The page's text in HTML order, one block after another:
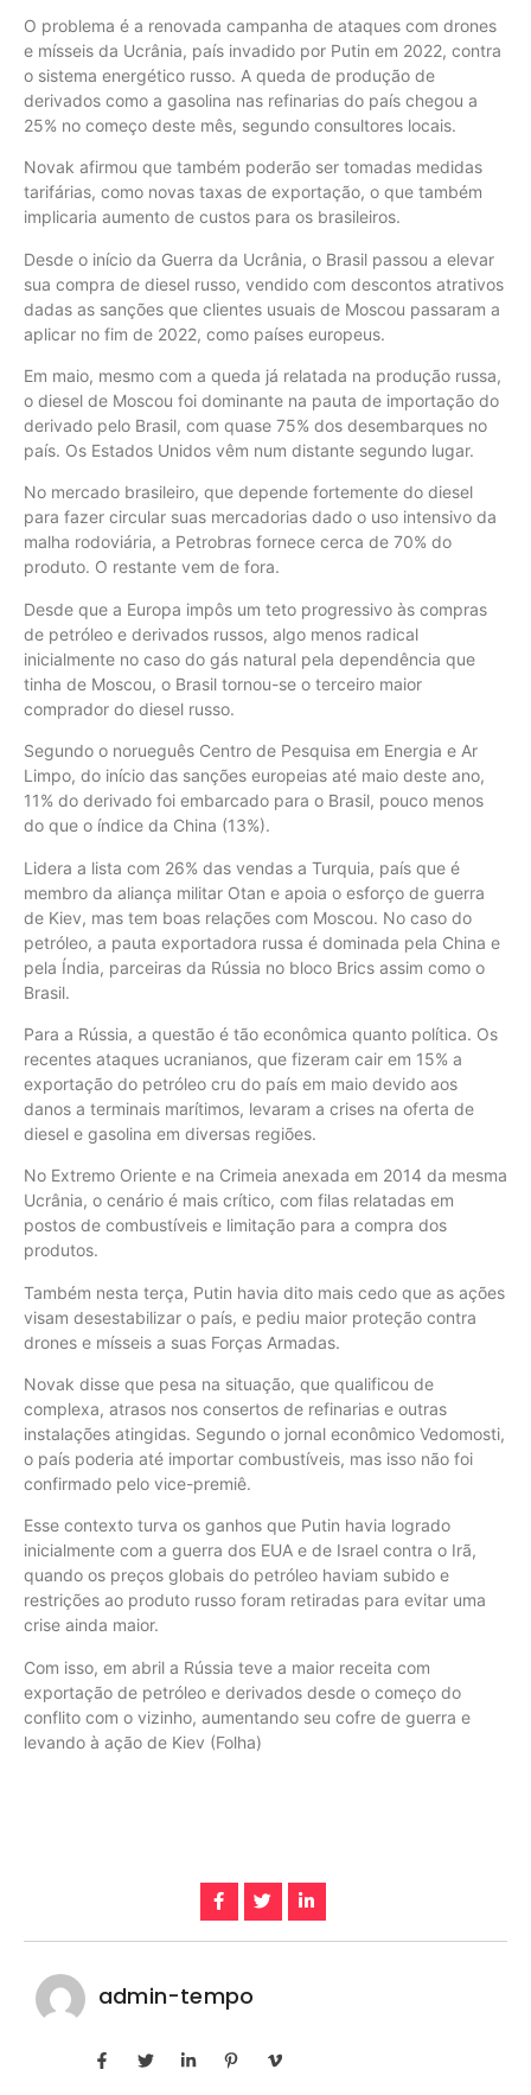
O problema é a renovada campanha de ataques com drones
e mísseis da Ucrânia, país invadido por Putin em 2022, contra
o sistema energético russo. A queda de produção de
derivados como a gasolina nas refinarias do país chegou a
25% no começo deste mês, segundo consultores locais.
Novak afirmou que também poderão ser tomadas medidas
tarifárias, como novas taxas de exportação, o que também
implicaria aumento de custos para os brasileiros.
Desde o início da Guerra da Ucrânia, o Brasil passou a elevar
sua compra de diesel russo, vendido com descontos atrativos
dadas as sanções que clientes usuais de Moscou passaram a
aplicar no fim de 2022, como países europeus.
Em maio, mesmo com a queda já relatada na produção russa,
o diesel de Moscou foi dominante na pauta de importação do
derivado pelo Brasil, com quase 75% dos desembarques no
país. Os Estados Unidos vêm num distante segundo lugar.
No mercado brasileiro, que depende fortemente do diesel
para fazer circular suas mercadorias dado o uso intensivo da
malha rodoviária, a Petrobras fornece cerca de 70% do
produto. O restante vem de fora.
Desde que a Europa impôs um teto progressivo às compras
de petróleo e derivados russos, algo menos radical
inicialmente no caso do gás natural pela dependência que
tinha de Moscou, o Brasil tornou-se o terceiro maior
comprador do diesel russo.
Segundo o norueguês Centro de Pesquisa em Energia e Ar
Limpo, do início das sanções europeias até maio deste ano,
11% do derivado foi embarcado para o Brasil, pouco menos
do que o índice da China (13%).
Lidera a lista com 26% das vendas a Turquia, país que é
membro da aliança militar Otan e apoia o esforço de guerra
de Kiev, mas tem boas relações com Moscou. No caso do
petróleo, a pauta exportadora russa é dominada pela China e
pela Índia, parceiras da Rússia no bloco Brics assim como o
Brasil.
Para a Rússia, a questão é tão econômica quanto política. Os
recentes ataques ucranianos, que fizeram cair em 15% a
exportação do petróleo cru do país em maio devido aos
danos a terminais marítimos, levaram a crises na oferta de
diesel e gasolina em diversas regiões.
No Extremo Oriente e na Crimeia anexada em 2014 da mesma
Ucrânia, o cenário é mais crítico, com filas relatadas em
postos de combustíveis e limitação para a compra dos
produtos.
Também nesta terça, Putin havia dito mais cedo que as ações
visam desestabilizar o país, e pediu maior proteção contra
drones e mísseis a suas Forças Armadas.
Novak disse que pesa na situação, que qualificou de
complexa, atrasos nos consertos de refinarias e outras
instalações atingidas. Segundo o jornal econômico Vedomosti,
o país poderia até importar combustíveis, mas isso não foi
confirmado pelo vice-premiê.
Esse contexto turva os ganhos que Putin havia logrado
inicialmente com a guerra dos EUA e de Israel contra o Irã,
quando os preços globais do petróleo haviam subido e
restrições ao produto russo foram retiradas para evitar uma
crise ainda maior.
Com isso, em abril a Rússia teve a maior receita com
exportação de petróleo e derivados desde o começo do
conflito com o vizinho, aumentando seu cofre de guerra e
levando à ação de Kiev (Folha)
admin-tempo